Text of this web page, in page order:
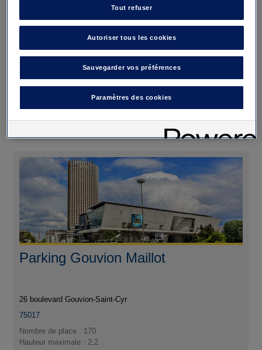
75017
J'y vais
Parking Gouvion Maillot
26 boulevard Gouvion-Saint-Cyr
75017
Nombre de place : 170
Hauteur maximale : 2,2
Tout refuser
Autoriser tous les cookies
Sauvegarder vos préférences
Paramètres des cookies